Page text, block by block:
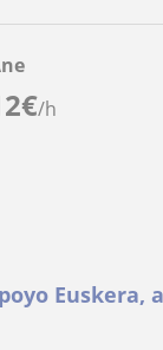
€/h
Euskera,